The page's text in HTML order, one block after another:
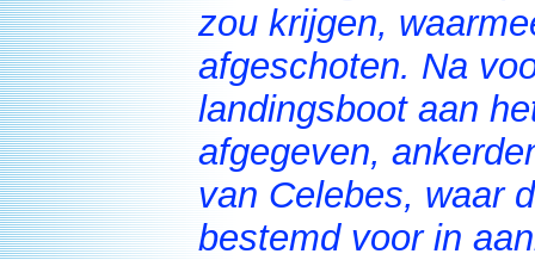
zou krijgen,
afgeschoten. Na
landingsboot aan
afgegeven,
van Celebes, waar
bestemd voor in